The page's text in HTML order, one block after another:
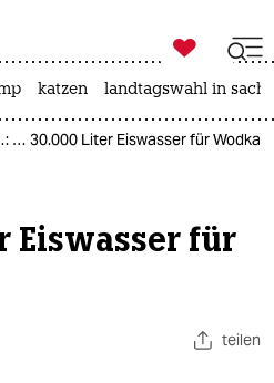
ich

taz zahl ich
katzen landtagswahl in
… 30.000 Liter Eiswasser für Wodka
Eiswasser für
teilen